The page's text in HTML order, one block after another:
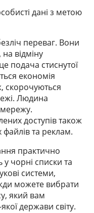
дані з метою
переваг. Вони
відміну
подача стиснутої
економія
скорочуються
Людина
доступів також
файлів та реклам.
практично
чорні списки та
системи,
можете вибрати
який вам
держави світу.